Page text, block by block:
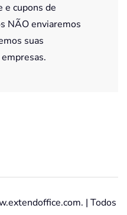
e cupons de
NÃO enviaremos
suas
| Todos